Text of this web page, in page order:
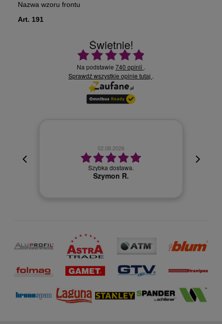
Nazwa wzoru frontu
Art. 191
Świetnie!
Ocena średnia 4.9 na 5
Na podstawie 740 opinii .
Sprawdź wszystkie opinie tutaj .
02.08.2026
Szybka dostawa.
Szymon R.